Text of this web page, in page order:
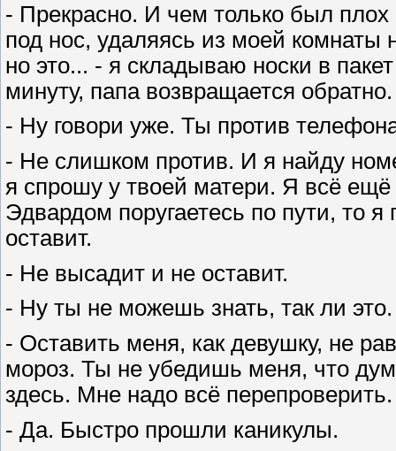
- Прекрасно. И чем только был
под нос, удаляясь из моей
но это... - я складываю носки в
минуту, папа возвращается
- Ну говори уже. Ты против
- Не слишком против. И я найду
я спрошу у твоей матери. Я всё ещё
Эдвардом поругаетесь по пути, то я
оставит.
- Не высадит и не оставит.
- Ну ты не можешь знать, так ли это.
- Оставить меня, как девушку, не
мороз. Ты не убедишь меня, что
здесь. Мне надо всё перепроверить.
- Да. Быстро прошли каникулы.